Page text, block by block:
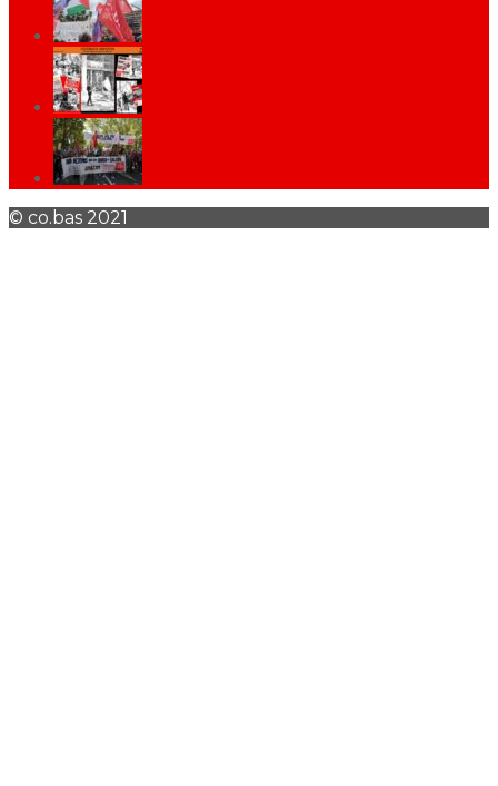
© co.bas 2021